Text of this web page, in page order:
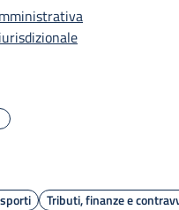
Tributi, finanze e